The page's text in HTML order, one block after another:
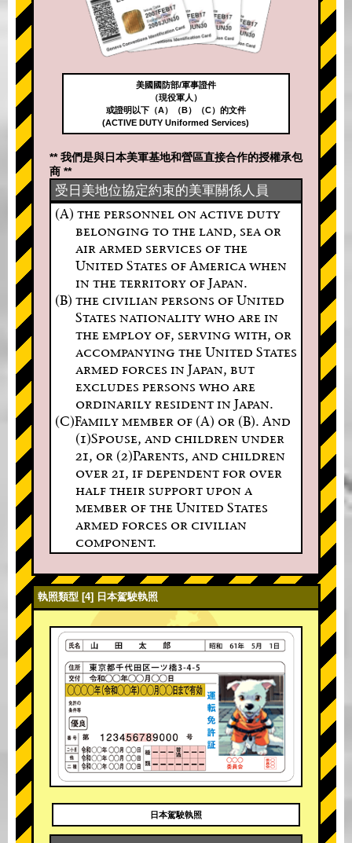
美國國防部/軍事證件
（現役軍人）
或證明以下（A）（B）（C）的文件
(ACTIVE DUTY Uniformed Services)
** 我們是與日本美軍基地和營區直接合作的授權承包
商 **
受日美地位協定約束的美軍關係人員
(A) the personnel on active duty
belonging to the land, sea or
air armed services of the
United States of America when
in the territory of Japan.
(B) the civilian persons of United
States nationality who are in
the employ of, serving with, or
accompanying the United States
armed forces in Japan, but
excludes persons who are
ordinarily resident in Japan.
(C)Family member of (A) or (B). And
(1)Spouse, and children under
21, or (2)Parents, and children
over 21, if dependent for over
half their support upon a
member of the United States
armed forces or civilian
component.
執照類型 [4] 日本駕駛執照
日本駕駛執照